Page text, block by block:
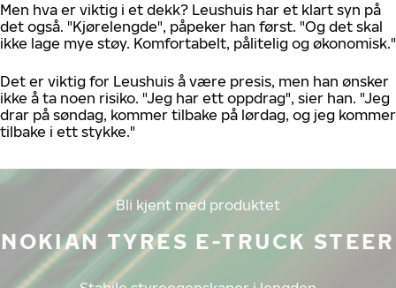
Men hva er viktig i et dekk? Leushuis har et klart syn på
det også. "Kjørelengde", påpeker han først. "Og det skal
ikke lage mye støy. Komfortabelt, pålitelig og økonomisk."
Det er viktig for Leushuis å være presis, men han ønsker
ikke å ta noen risiko. "Jeg har ett oppdrag", sier han. "Jeg
drar på søndag, kommer tilbake på lørdag, og jeg kommer
tilbake i ett stykke."
Bli kjent med produktet
NOKIAN TYRES E-TRUCK STEER